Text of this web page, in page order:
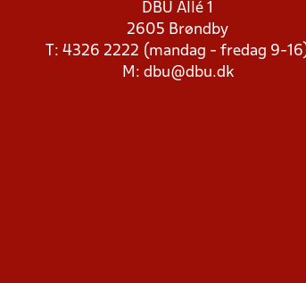
DBU Allé 1
2605 Brøndby
T: 4326 2222 (mandag - fredag 9-
M: dbu@dbu.dk